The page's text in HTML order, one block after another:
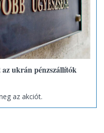
ukrán pénzszállítók
az akciót.